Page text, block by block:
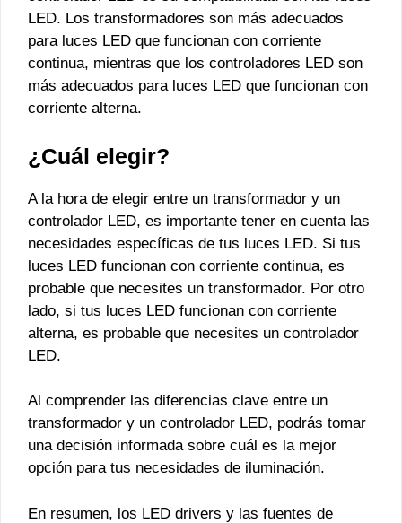
LED. Los transformadores son más adecuados
para luces LED que funcionan con corriente
continua, mientras que los controladores LED son
más adecuados para luces LED que funcionan con
corriente alterna.
¿Cuál elegir?
A la hora de elegir entre un transformador y un
controlador LED, es importante tener en cuenta las
necesidades específicas de tus luces LED. Si tus
luces LED funcionan con corriente continua, es
probable que necesites un transformador. Por otro
lado, si tus luces LED funcionan con corriente
alterna, es probable que necesites un controlador
LED.
Al comprender las diferencias clave entre un
transformador y un controlador LED, podrás tomar
una decisión informada sobre cuál es la mejor
opción para tus necesidades de iluminación.
En resumen, los LED drivers y las fuentes de